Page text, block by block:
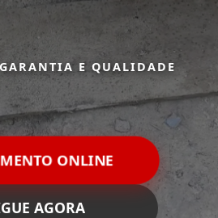
E QUALIDADE
ONLINE
AGORA